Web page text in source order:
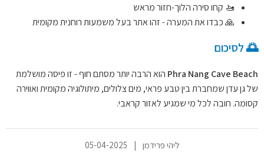
🚤 קחו סירה הלוך-חזור מראש
🙏 כבדו את המערה - זהו אתר בעל משמעות רוחנית מקומית
🌅 לסיכום
Phra Nang Cave Beach הוא הרבה יותר מסתם חוף - זו פיסה מושלמת
של גן עדן שמחברת בין טבע פראי, מים צלולים, מיתולוגיה מקומית ואווירה
קסומה. חובה לכל מי שמגיע לאזור קראבי.
ליהי פרידמן |
05-04-2025